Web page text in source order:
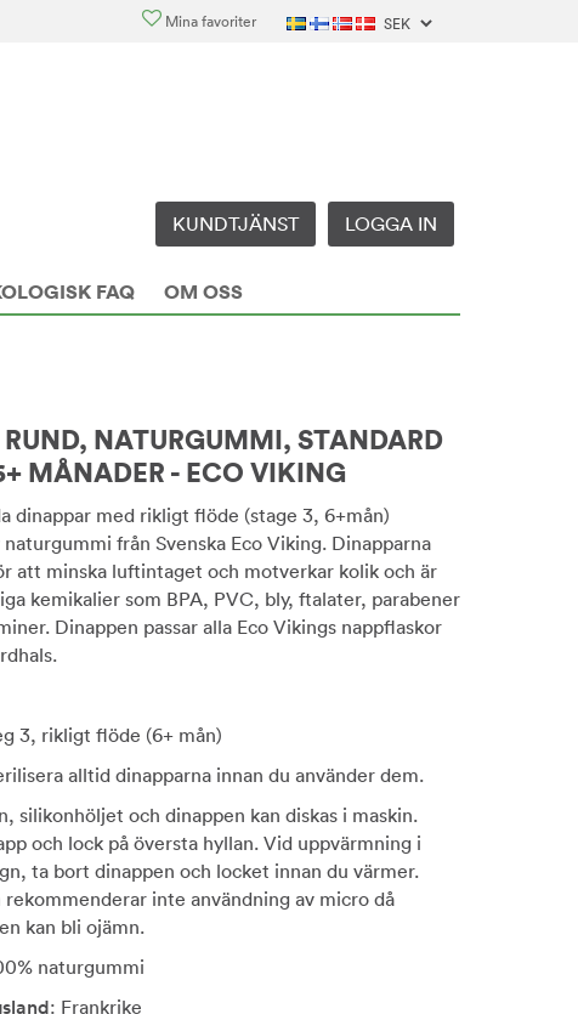
Mina favoriter
KUNDTJÄNST LOGGA IN
FAQ OM OSS
NATURGUMMI, STANDARD
MÅNADER - ECO VIKING
dinappar med rikligt flöde (stage 3, 6+mån)
från Svenska Eco Viking. Dinapparna
att minska luftintaget och motverkar kolik och är
kemikalier som BPA, PVC, bly, ftalater, parabener
Dinappen passar alla Eco Vikings nappflaskor
3, rikligt flöde (6+ mån)
alltid dinapparna innan du använder dem.
silikonhöljet och dinappen kan diskas i maskin.
och lock på översta hyllan. Vid uppvärmning i
ta bort dinappen och locket innan du värmer.
inte användning av micro då
kan bli ojämn.
naturgummi
: Frankrike